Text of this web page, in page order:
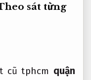
sát từng
cũ tphcm quận